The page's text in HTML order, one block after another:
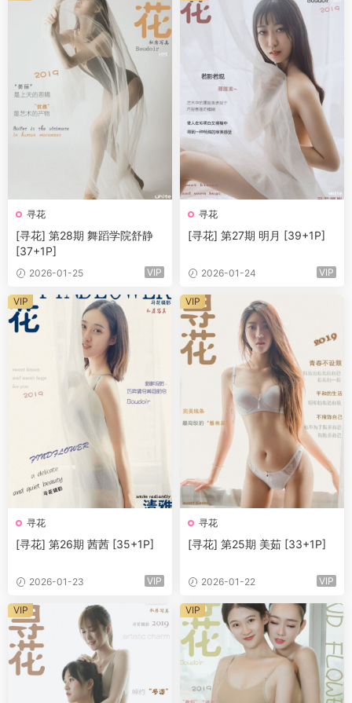
寻花
[寻花] 第28期 舞蹈学院舒静
[37+1P]
2026-01-25 VIP
寻花
[寻花] 第27期 明月 [39+1P]
2026-01-24 VIP
寻花
[寻花] 第26期 茜茜 [35+1P]
2026-01-23 VIP
VIP
寻花
[寻花] 第25期 美茹 [33+1P]
2026-01-22 VIP
VIP
VIP VIP